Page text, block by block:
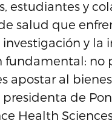
estudiantes y
salud que
y la
fundamental:
apostar al
presidenta de
Health